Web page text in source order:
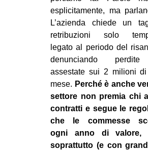
esplicitamente, ma
L’azienda chiede un
retribuzioni solo
legato al periodo del
denunciando
assestate sui 2 milioni di
mese. Perché è anche
settore non premia chi
contratti e segue le
che le commesse
ogni anno di valore,
soprattutto (e con